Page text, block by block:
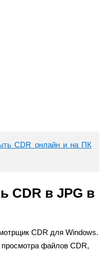
CDR онлайн и на ПК
CDR в JPG в
CDR для Windows.
файлов CDR,